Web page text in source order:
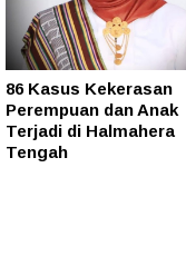
86 Kasus Kekerasan
Perempuan dan Anak
Terjadi di Halmahera
Tengah